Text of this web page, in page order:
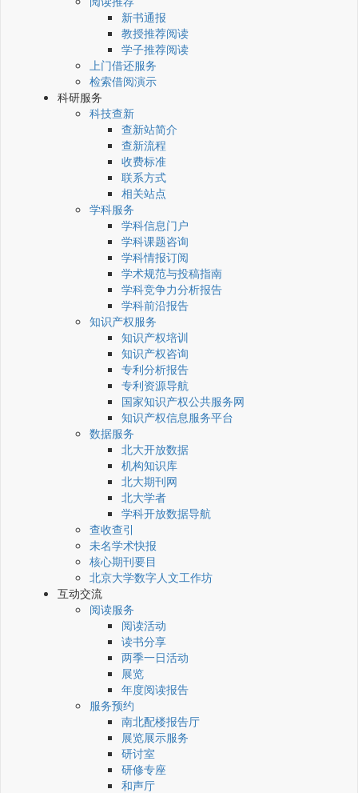
新书通报
教授推荐阅读
学子推荐阅读
上门借还服务
检索借阅演示
科研服务
科技查新
查新站简介
查新流程
收费标准
联系方式
相关站点
学科服务
学科信息门户
学科课题咨询
学科情报订阅
学术规范与投稿指南
学科竞争力分析报告
学科前沿报告
知识产权服务
知识产权培训
知识产权咨询
专利分析报告
专利资源导航
国家知识产权公共服务网
知识产权信息服务平台
数据服务
北大开放数据
机构知识库
北大期刊网
北大学者
学科开放数据导航
查收查引
未名学术快报
核心期刊要目
北京大学数字人文工作坊
互动交流
阅读服务
阅读活动
读书分享
两季一日活动
展览
年度阅读报告
服务预约
南北配楼报告厅
展览展示服务
研讨室
研修专座
和声厅